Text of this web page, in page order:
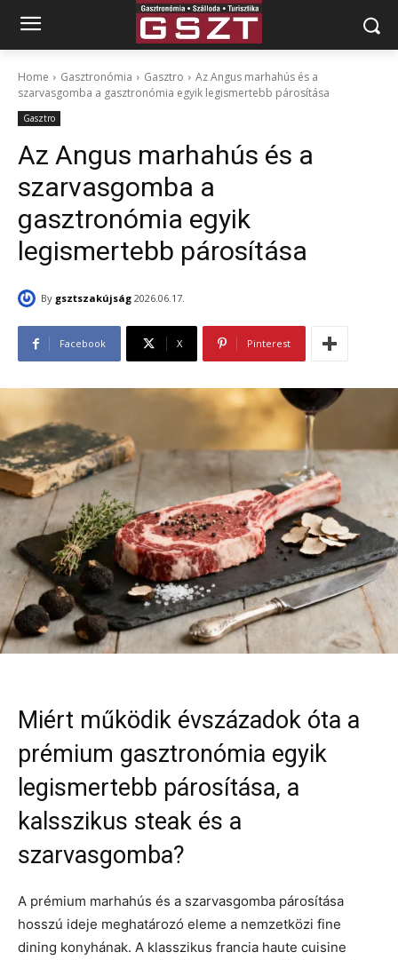
Home Gasztronómia Gasztro
Az Angus marhahús és a
szarvasgomba a gasztronómia egyik legismertebb párosítása
Gasztro
Az Angus marhahús és a
szarvasgomba a
gasztronómia egyik
legismertebb párosítása
By gsztszakújság 2026.06.17.
Facebook X Pinterest
Miért működik évszázadok óta a
prémium gasztronómia egyik
legismertebb párosítása, a
kalsszikus steak és a
szarvasgomba?
A prémium marhahús és a szarvasgomba párosítása
hosszú ideje meghatározó eleme a nemzetközi fine
dining konyhának. A klasszikus francia haute cuisine